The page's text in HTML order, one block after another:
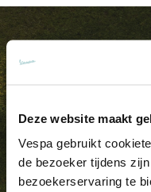
Deze website maakt
Vespa gebruikt
de bezoeker tijdens
bezoekerservaring te